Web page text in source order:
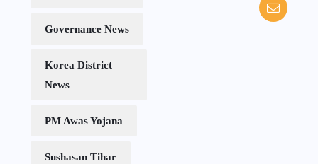
Governance News
Korea District
News
PM Awas Yojana
Sushasan Tihar